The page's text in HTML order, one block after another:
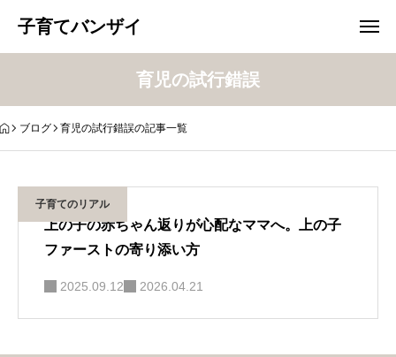
子育てバンザイ
育児の試行錯誤
ブログ 育児の試行錯誤の記事一覧
子育てのリアル
上の子の赤ちゃん返りが心配なママへ。上の子
ファーストの寄り添い方
2025.09.12 2026.04.21